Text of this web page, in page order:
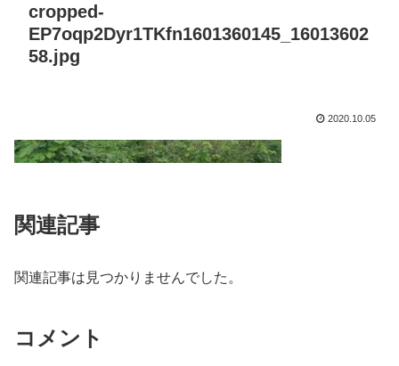
cropped-
EP7oqp2Dyr1TKfn1601360145_16013602
58.jpg
2020.10.05
関連記事
関連記事は見つかりませんでした。
コメント